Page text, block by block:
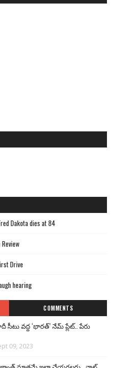
Dakota dies at 84
Drive
hearing
COMMENTS
సీటు వద్ద ‘భారత్’ నేమ్ ప్లేట్‌.. పేరు
09, 2023